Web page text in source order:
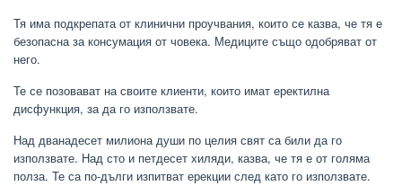
Тя има подкрепата от клинични проучвания, които се казва, че тя е
безопасна за консумация от човека. Медиците също одобряват от
него.
Те се позовават на своите клиенти, които имат еректилна
дисфункция, за да го използвате.
Над дванадесет милиона души по целия свят са били да го
използвате. Над сто и петдесет хиляди, казва, че тя е от голяма
полза. Те са по-дълги изпитват ерекции след като го използвате.